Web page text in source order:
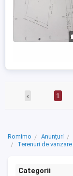
‹ 1
Romimo Anunțuri
Terenuri de vanzare
Categorii